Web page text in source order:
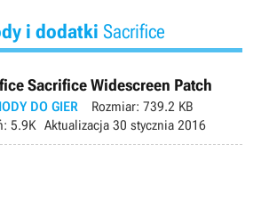
i dodatki Sacrifice
Sacrifice Widescreen Patch
DO GIER Rozmiar: 739.2 KB
5.9K Aktualizacja 30 stycznia 2016